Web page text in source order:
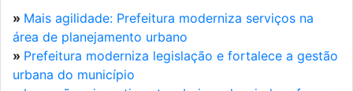
» Mais agilidade: Prefeitura moderniza serviços na
área de planejamento urbano
» Prefeitura moderniza legislação e fortalece a gestão
urbana do município